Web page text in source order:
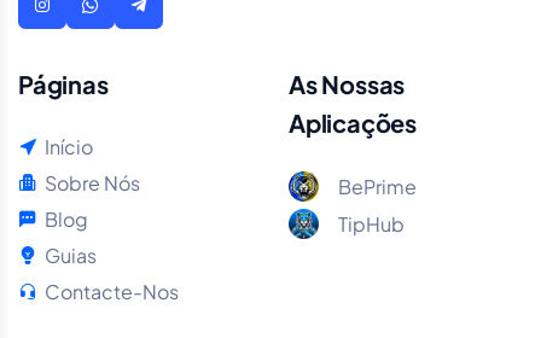
Páginas
Início
Sobre Nós
Blog
Guias
Contacte-Nos
As Nossas
Aplicações
BePrime
TipHub